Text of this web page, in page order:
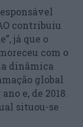
contribuiu
já que o
com o
dinâmica
global
e, de 2018
situou-se